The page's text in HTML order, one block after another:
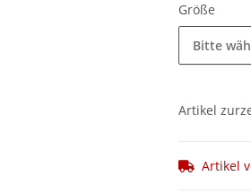
Größe
Bitte
Artikel
Artikel